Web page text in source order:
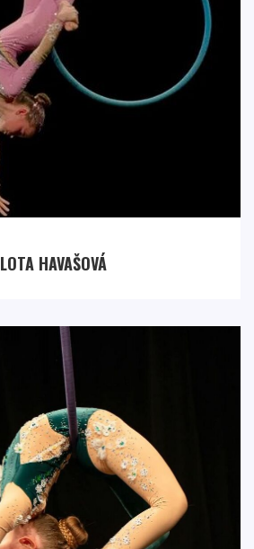
LOTA HAVAŠOVÁ